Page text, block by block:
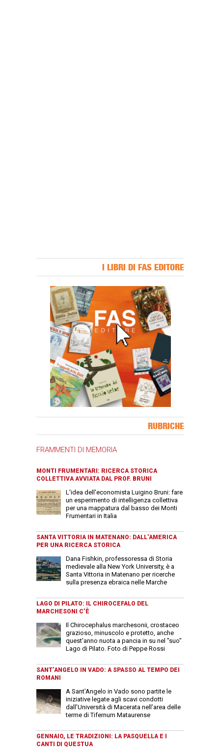
I LIBRI DI FAS EDITORE
RUBRICHE
FRAMMENTI DI MEMORIA
MONTI FRUMENTARI: RICERCA STORICA
COLLETTIVA AVVIATA DAL PROF. BRUNI
L'idea dell'economista Luigino Bruni: fare
un esperimento di intelligenza collettiva
per una mappatura dal basso dei Monti
Frumentari in Italia
SANTA VITTORIA IN MATENANO: DALL’AMERICA
PER UNA RICERCA STORICA
Dana Fishkin, professoressa di Storia
medievale alla New York University, è a
Santa Vittoria in Matenano per ricerche
sulla presenza ebraica nelle Marche
LAGO DI PILATO: IL CHIROCEFALO DEL
MARCHESONI C’È
Il Chirocephalus marchesonii, crostaceo
grazioso, minuscolo e protetto, anche
quest'anno nuota a pancia in su nel "suo"
Lago di Pilato. Foto di Peppe Rossi
SANT’ANGELO IN VADO: A SPASSO AL TEMPO DEI
ROMANI
A Sant’Angelo in Vado sono partite le
iniziative legate agli scavi condotti
dall’Università di Macerata nell’area delle
terme di Tifernum Mataurense
GENNAIO, LE TRADIZIONI: LA PASQUELLA E I
CANTI DI QUESTUA